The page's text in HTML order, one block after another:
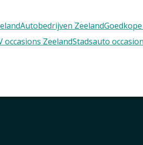
Autobedrijven Zeeland
occasions ZeelandStadsauto